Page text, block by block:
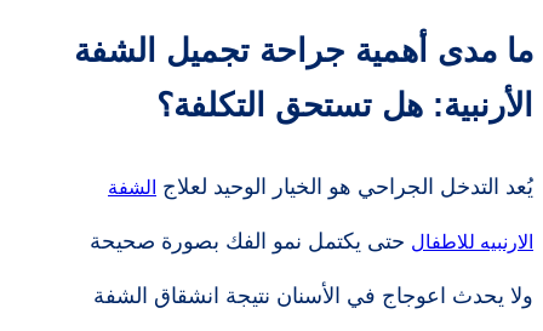
ما مدى أهمية جراحة تجميل الشفة
الأرنبية: هل تستحق التكلفة؟
يُعد التدخل الجراحي هو الخيار الوحيد لعلاج الشفة
الارنبيه للاطفال حتى يكتمل نمو الفك بصورة صحيحة
ولا يحدث اعوجاج في الأسنان نتيجة انشقاق الشفة